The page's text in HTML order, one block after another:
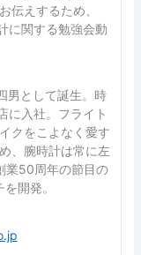
伝えするため、
に関する勉強会動
男として誕生。時
に入社。フライト
クをこよなく愛す
、腕時計は常に左
業50周年の節目の
開発。